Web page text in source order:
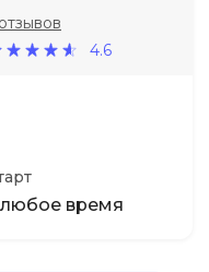
4.6
любое время